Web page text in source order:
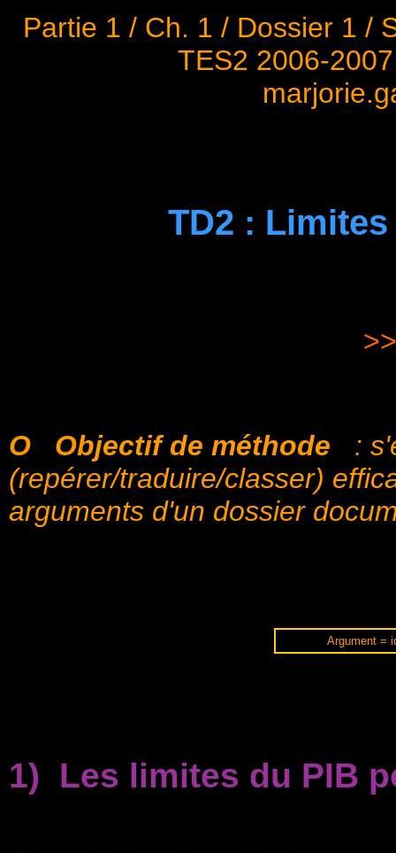
Partie 1 / Ch. 1 / Dossier 1 /
TES2 2006-
TD2 :
O Objectif de méthode :
(repérer/traduire/classer)
arguments d'un dossier
Argument =
1) Les limites du PIB